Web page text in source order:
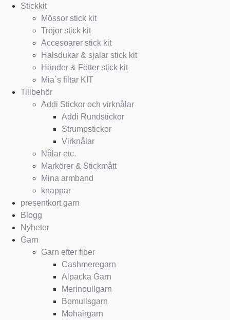
Stickkit
Mössor stick kit
Tröjor stick kit
Accesoarer stick kit
Halsdukar & sjalar stick kit
Händer & Fötter stick kit
Mia`s filtar KIT
Tillbehör
Addi Stickor och virknålar
Addi Rundstickor
Strumpstickor
Virknålar
Nålar etc.
Markörer & Stickmått
Mina armband
knappar
presentkort garn
Blogg
Nyheter
Garn
Garn efter fiber
Cashmeregarn
Alpacka Garn
Merinoullgarn
Bomullsgarn
Mohairgarn